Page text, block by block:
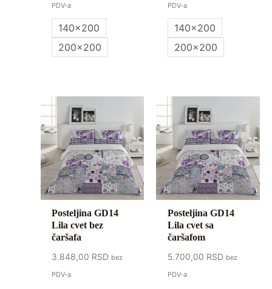
PDV-a
140x200
200x200
PDV-a
140x200
200x200
Posteljina GD14
Lila cvet bez
čaršafa
3.848,00 RSD bez
PDV-a
Posteljina GD14
Lila cvet sa
čaršafom
5.700,00 RSD bez
PDV-a